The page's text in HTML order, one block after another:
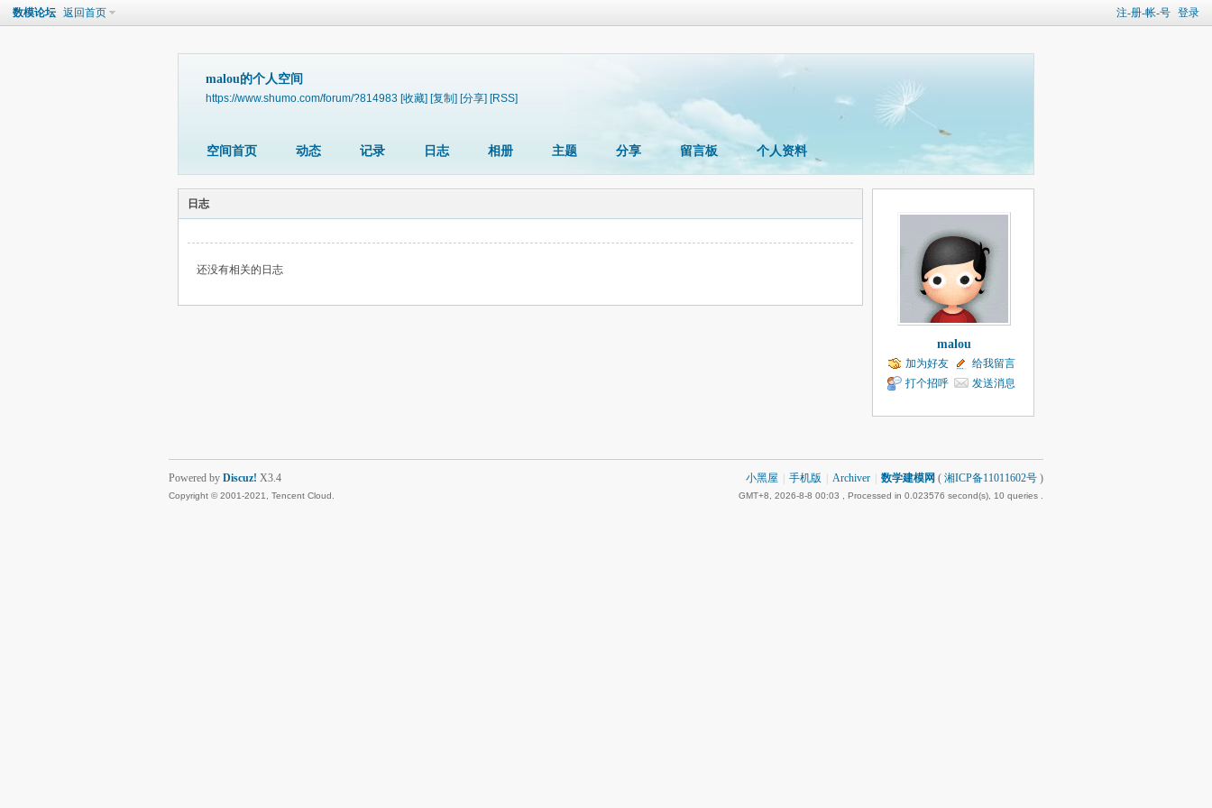
注-册-帐-号 登录
数模论坛 返回首页
malou的个人空间
https://www.shumo.com/forum/?814983 [收藏] [复制] [分享] [RSS]
空间首页 动态 记录 日志 相册 主题 分享 留言板 个人资料
日志
还没有相关的日志
malou
加为好友
给我留言
打个招呼
发送消息
小黑屋 手机版 Archiver 数学建模网 ( 湘ICP备11011602号 )
GMT+8, 2026-8-8 00:03 , Processed in 0.023576 second(s), 10 queries .
Powered by Discuz! X3.4
Copyright © 2001-2021, Tencent Cloud.